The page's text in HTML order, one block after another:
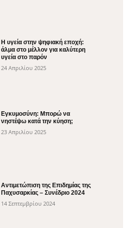
H υγεία στην ψηφιακή εποχή:
άλμα στο μέλλον για καλύτερη
υγεία στο παρόν
24 Απριλίου 2025
Εγκυμοσύνη: Μπορώ να
νηστέψω κατά την κύηση;
23 Απριλίου 2025
Αντιμετώπιση της Επιδημίας της
Παχυσαρκίας – Συνέδριο 2024
14 Σεπτεμβρίου 2024